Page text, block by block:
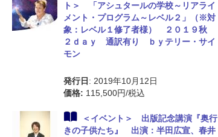
ト＞ 「アシュタールの学校～リアライ
メント・プログラム～レベル２」（※対
象：レベル１修了者様） ２０１９秋
２ｄａｙ 通訳有り ｂｙテリー・サイ
モン
発行日 : 2019年10月12日
価格: 115,500円/税込
＜イベント＞ 出版記念講演『奥行
きの子供たち』 出演：半田広宣、春井